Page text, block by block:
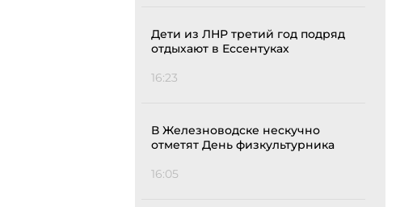
Дети из ЛНР третий год подряд
отдыхают в Ессентуках
16:23
В Железноводске нескучно
отметят День физкультурника
16:05